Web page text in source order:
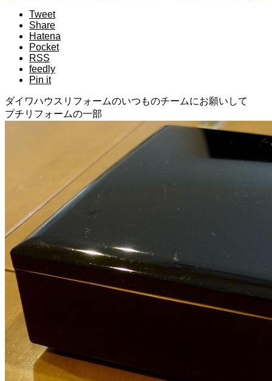
Tweet
Share
Hatena
Pocket
RSS
feedly
Pin it
ダイワハウスリフォームのいつものチームにお願いして
プチリフォームの一部